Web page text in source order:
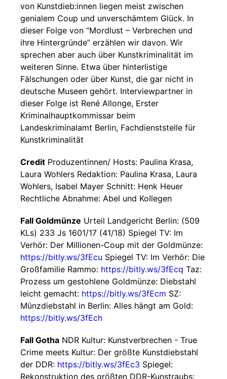
von Kunstdieb:innen liegen meist zwischen
genialem Coup und unverschämtem Glück. In
dieser Folge von “Mordlust – Verbrechen und
ihre Hintergründe” erzählen wir davon. Wir
sprechen aber auch über Kunstkriminalität im
weiteren Sinne. Etwa über hinterlistige
Fälschungen oder über Kunst, die gar nicht in
deutsche Museen gehört. Interviewpartner in
dieser Folge ist René Allonge, Erster
Kriminalhauptkommissar beim
Landeskriminalamt Berlin, Fachdienststelle für
Kunstkriminalität
Credit Produzentinnen/ Hosts: Paulina Krasa,
Laura Wohlers Redaktion: Paulina Krasa, Laura
Wohlers, Isabel Mayer Schnitt: Henk Heuer
Rechtliche Abnahme: Abel und Kollegen
Fall Goldmünze Urteil Landgericht Berlin: (509
KLs) 233 Js 1601/17 (41/18) Spiegel TV: Im
Verhör: Der Millionen-Coup mit der Goldmünze:
https://bitly.ws/3fEcu Spiegel TV: Im Verhör: Die
Großfamilie Rammo: https://bitly.ws/3fEcq Taz:
Prozess um gestohlene Goldmünze: Diebstahl
leicht gemacht: https://bitly.ws/3fEcm SZ:
Münzdiebstahl in Berlin: Alles hängt am Gold:
https://bitly.ws/3fEch
Fall Gotha NDR Kultur: Kunstverbrechen - True
Crime meets Kultur: Der größte Kunstdiebstahl
der DDR: https://bitly.ws/3fEc3 Spiegel:
Rekonstruktion des größten DDR-Kunstraubs: